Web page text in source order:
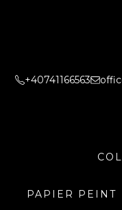
+40741166563
PAPIER PEINT